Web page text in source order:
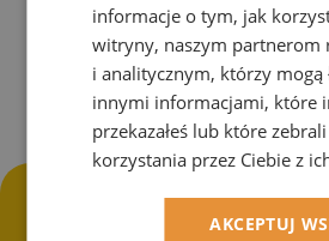
​W sieciach​
W systemach Linux​
W systemach Windows
informacje o tym, jak
witryny, naszym partnerom
i analitycznym, którzy mogą
innymi informacjami, które
przekazałeś lub które
korzystania przez Ciebie z
AKCEPTUJ